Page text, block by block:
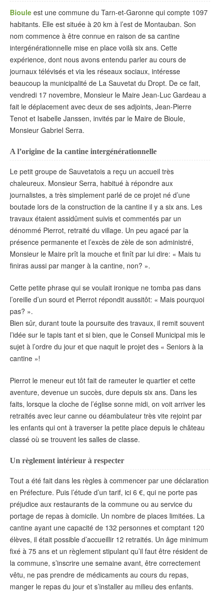
Bioule est une commune du Tarn-et-Garonne qui compte 1097
habitants. Elle est située à 20 km à l’est de Montauban. Son
nom commence à être connue en raison de sa cantine
intergénérationnelle mise en place voilà six ans. Cette
expérience, dont nous avons entendu parler au cours de
journaux télévisés et via les réseaux sociaux, intéresse
beaucoup la municipalité de La Sauvetat du Dropt. De ce fait,
vendredi 17 novembre, Monsieur le Maire Jean-Luc Gardeau a
fait le déplacement avec deux de ses adjoints, Jean-Pierre
Tenot et Isabelle Janssen, invités par le Maire de Bioule,
Monsieur Gabriel Serra.
A l’origine de la cantine intergénérationnelle
Le petit groupe de Sauvetatois a reçu un accueil très
chaleureux. Monsieur Serra, habitué à répondre aux
journalistes, a très simplement parlé de ce projet né d’une
boutade lors de la construction de la cantine il y a six ans. Les
travaux étaient assidûment suivis et commentés par un
dénommé Pierrot, retraité du village. Un peu agacé par la
présence permanente et l’excès de zèle de son administré,
Monsieur le Maire prît la mouche et finît par lui dire: « Mais tu
finiras aussi par manger à la cantine, non? ».
Cette petite phrase qui se voulait ironique ne tomba pas dans
l’oreille d’un sourd et Pierrot répondit aussitôt: « Mais pourquoi
pas? ».
Bien sûr, durant toute la poursuite des travaux, il remit souvent
l’idée sur le tapis tant et si bien, que le Conseil Municipal mis le
sujet à l’ordre du jour et que naquit le projet des « Seniors à la
cantine »!
Pierrot le meneur eut tôt fait de rameuter le quartier et cette
aventure, devenue un succès, dure depuis six ans. Dans les
faits, lorsque la cloche de l’église sonne midi, on voit arriver les
retraités avec leur canne ou déambulateur très vite rejoint par
les enfants qui ont à traverser la petite place depuis le château
classé où se trouvent les salles de classe.
Un règlement intérieur à respecter
Tout a été fait dans les règles à commencer par une déclaration
en Préfecture. Puis l’étude d’un tarif, ici 6 €, qui ne porte pas
préjudice aux restaurants de la commune ou au service du
portage de repas à domicile. Un nombre de places limitées. La
cantine ayant une capacité de 132 personnes et comptant 120
élèves, il était possible d’accueillir 12 retraités. Un âge minimum
fixé à 75 ans et un règlement stipulant qu’il faut être résident de
la commune, s’inscrire une semaine avant, être correctement
vêtu, ne pas prendre de médicaments au cours du repas,
manger le repas du jour et s’installer au milieu des enfants.